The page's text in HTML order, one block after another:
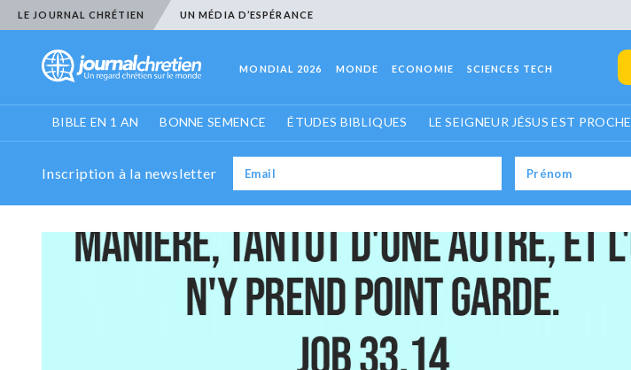
LE JOURNAL CHRÉTIEN UN MÉDIA D’ESPÉRANCE
MONDIAL 2026 MONDE ECONOMIE SCIENCES TECH
BIBLE EN 1 AN BONNE SEMENCE ÉTUDES BIBLIQUES LE SEIGNEUR JÉSUS EST PROCHE
Inscription à la newsletter